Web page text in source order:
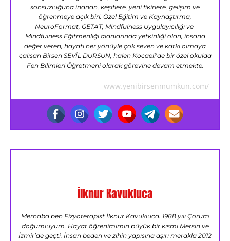
sonsuzluğuna inanan, keşiflere, yeni fikirlere, gelişim ve
öğrenmeye açık biri. Özel Eğitim ve Kaynaştırma,
NeuroFormat, GETAT, Mindfulness Uygulayıcılığı ve
Mindfulness Eğitmenliği alanlarında yetkinliği olan, insana
değer veren, hayatı her yönüyle çok seven ve katkı olmaya
çalışan Birsen SEVİL DURSUN, halen Kocaeli’de bir özel okulda
Fen Bilimleri Öğretmeni olarak görevine devam etmekte.
www.yenibirsenmumkun.com/
İlknur Kavukluca
Merhaba ben Fizyoterapist İlknur Kavukluca. 1988 yılı Çorum
doğumluyum. Hayat öğrenimimin büyük bir kısmı Mersin ve
İzmir’de geçti. İnsan beden ve zihin yapısına aşırı merakla 2012